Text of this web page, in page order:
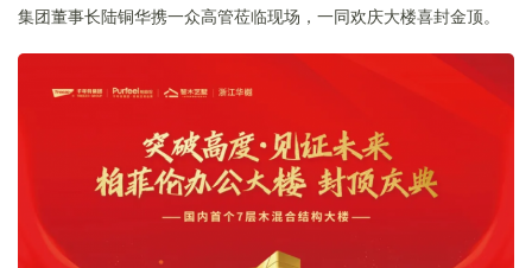
集团董事长陆铜华携一众高管莅临现场，一同欢庆大楼喜封金顶。